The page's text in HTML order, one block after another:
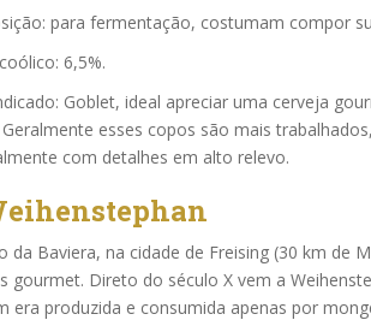
para fermentação, costumam compor
6,5%.
Goblet, ideal apreciar uma cerveja
Geralmente esses copos são mais
com detalhes em alto relevo.
da Baviera, na cidade de Freising (30 km de
gourmet. Direto do século X vem a
era produzida e consumida apenas por